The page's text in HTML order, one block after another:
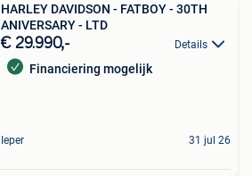
HARLEY DAVIDSON - FATBOY - 30TH
ANIVERSARY - LTD
€ 29.990,- Details
Financiering mogelijk
Ieper 31 jul 26